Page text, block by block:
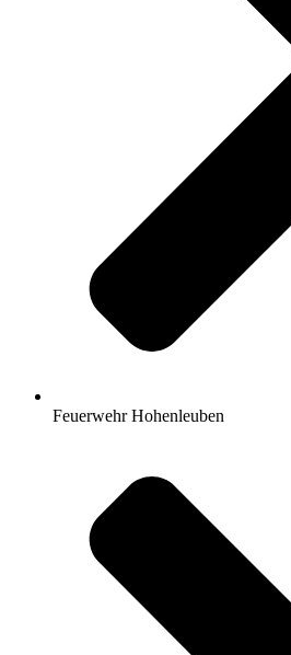
Feuerwehr Hohenleuben